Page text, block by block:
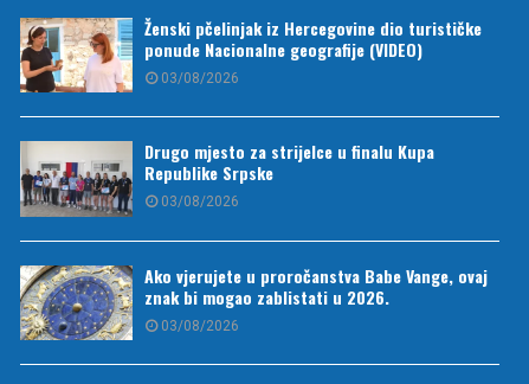
Ženski pčelinjak iz Hercegovine dio turističke
ponude Nacionalne geografije (VIDEO)
03/08/2026
Drugo mjesto za strijelce u finalu Kupa
Republike Srpske
03/08/2026
Ako vjerujete u proročanstva Babe Vange, ovaj
znak bi mogao zablistati u 2026.
03/08/2026